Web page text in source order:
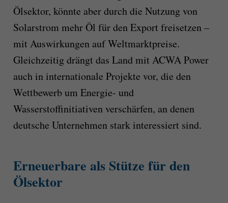
Ölsektor, könnte aber durch die Nutzung von
Solarstrom mehr Öl für den Export freisetzen –
mit Auswirkungen auf Weltmarktpreise.
Gleichzeitig drängt das Land mit ACWA Power
auch in internationale Projekte vor, die den
Wettbewerb um Energie- und
Wasserstoffinitiativen verschärfen, an denen
deutsche Unternehmen stark interessiert sind.
Erneuerbare als Stütze für den
Ölsektor